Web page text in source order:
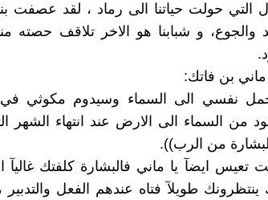
التي حولت حياتنا الى رماد ، لقد
والجوع، و شبابنا هو الاخر تلاقف حصته
بن فاتك:
نفسي الى السماء وسيدوم مكوثي في
من السماء الى الارض عند انتهاء
من الرب)).
تعيس ايضآ يا ماني فالبشارة كلفتك غاليآ
طويلآ فتاه عندهم الفعل